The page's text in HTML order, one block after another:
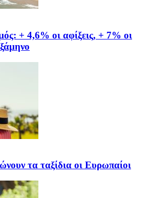
+ 4,6% οι αφίξεις, + 7% οι
τα ταξίδια οι Ευρωπαίοι